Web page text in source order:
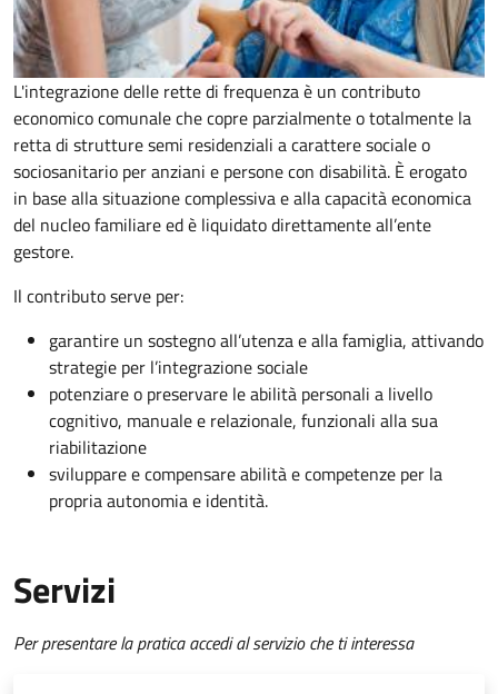
L'integrazione delle rette di frequenza è un contributo
economico comunale che copre parzialmente o totalmente la
retta di strutture semi residenziali a carattere sociale o
sociosanitario per anziani e persone con disabilità. È erogato
in base alla situazione complessiva e alla capacità economica
del nucleo familiare ed è liquidato direttamente all’ente
gestore.
Il contributo serve per:
garantire un sostegno all’utenza e alla famiglia, attivando
strategie per l’integrazione sociale
potenziare o preservare le abilità personali a livello
cognitivo, manuale e relazionale, funzionali alla sua
riabilitazione
sviluppare e compensare abilità e competenze per la
propria autonomia e identità.
Servizi
Per presentare la pratica accedi al servizio che ti interessa